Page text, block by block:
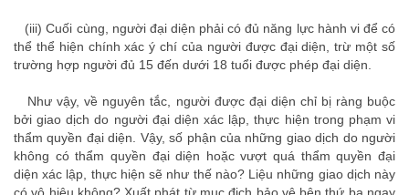
(iii) Cuối cùng, người đại diện phải có đủ năng lực hành vi để có
thể thể hiện chính xác ý chí của người được đại diện, trừ một số
trường hợp người đủ 15 đến dưới 18 tuổi được phép đại diện.
Như vậy, về nguyên tắc, người được đại diện chỉ bị ràng buộc
bởi giao dịch do người đại diện xác lập, thực hiện trong phạm vi
thẩm quyền đại diện. Vậy, số phận của những giao dịch do người
không có thẩm quyền đại diện hoặc vượt quá thẩm quyền đại
diện xác lập, thực hiện sẽ như thế nào? Liệu những giao dịch này